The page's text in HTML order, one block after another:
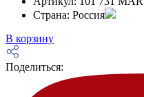
Страна: Россия
В корзину
Поделиться: